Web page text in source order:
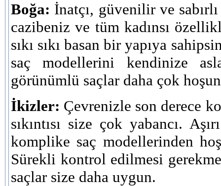
Boğa: İnatçı, güvenilir ve
cazibeniz ve tüm kadınsı
sıkı sıkı basan bir yapıya
saç modellerini kendinize asla
görünümlü saçlar daha çok
İkizler: Çevrenizle son derece
sıkıntısı size çok yabancı.
komplike saç modellerinden
Sürekli kontrol edilmesi
saçlar size daha uygun.